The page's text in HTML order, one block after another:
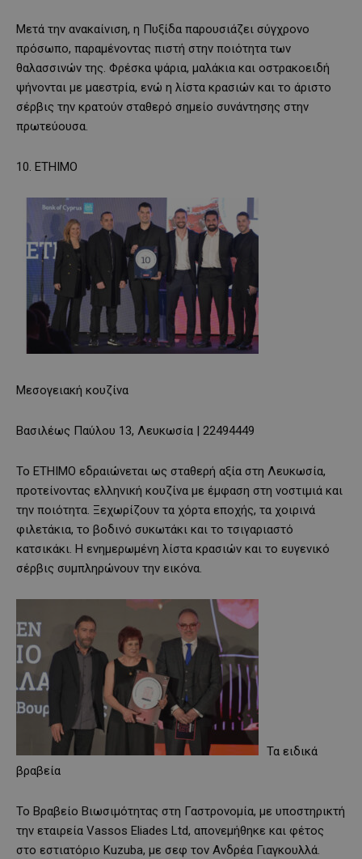
Μετά την ανακαίνιση, η Πυξίδα παρουσιάζει σύγχρονο
πρόσωπο, παραμένοντας πιστή στην ποιότητα των
θαλασσινών της. Φρέσκα ψάρια, μαλάκια και οστρακοειδή
ψήνονται με μαεστρία, ενώ η λίστα κρασιών και το άριστο
σέρβις την κρατούν σταθερό σημείο συνάντησης στην
πρωτεύουσα.
10. ΕΤΗΙΜΟ
Μεσογειακή κουζίνα
Βασιλέως Παύλου 13, Λευκωσία | 22494449
Το ΕΤΗΙΜΟ εδραιώνεται ως σταθερή αξία στη Λευκωσία,
προτείνοντας ελληνική κουζίνα με έμφαση στη νοστιμιά και
την ποιότητα. Ξεχωρίζουν τα χόρτα εποχής, τα χοιρινά
φιλετάκια, το βοδινό συκωτάκι και το τσιγαριαστό
κατσικάκι. Η ενημερωμένη λίστα κρασιών και το ευγενικό
σέρβις συμπληρώνουν την εικόνα.
Τα ειδικά
βραβεία
Το Βραβείο Βιωσιμότητας στη Γαστρονομία, με υποστηρικτή
την εταιρεία Vassos Eliades Ltd, απονεμήθηκε και φέτος
στο εστιατόριο Kuzuba, με σεφ τον Ανδρέα Γιαγκουλλά.